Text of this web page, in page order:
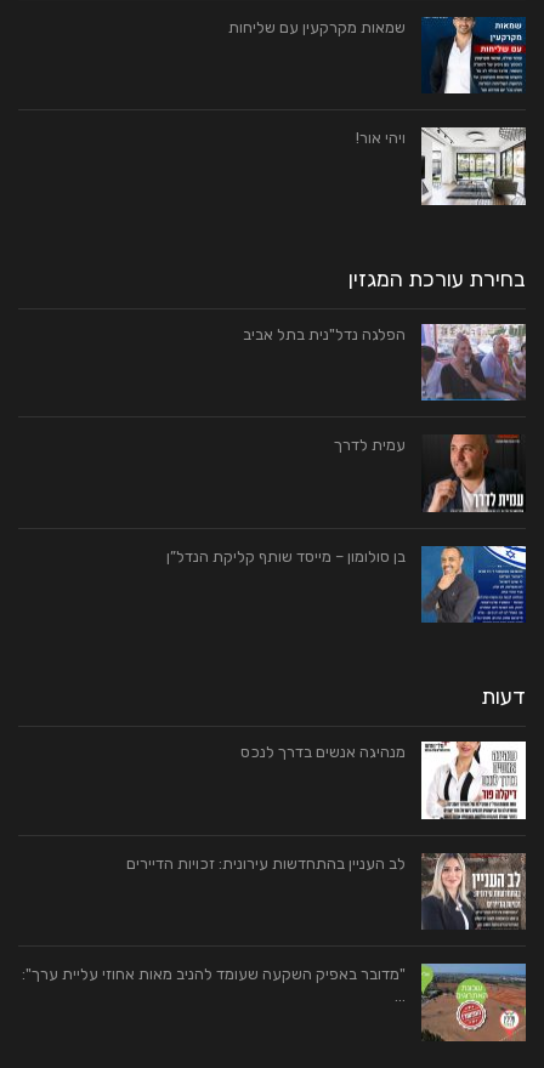
שמאות מקרקעין עם שליחות
ויהי אור!
בחירת עורכת המגזין
הפלגה נדל"נית בתל אביב
עמית לדרך
בן סולומון – מייסד שותף קליקת הנדל”ן
דעות
מנהיגה אנשים בדרך לנכס
לב העניין בהתחדשות עירונית: זכויות הדיירים
"מדובר באפיק השקעה שעומד להניב מאות אחוזי עליית ערך":
…